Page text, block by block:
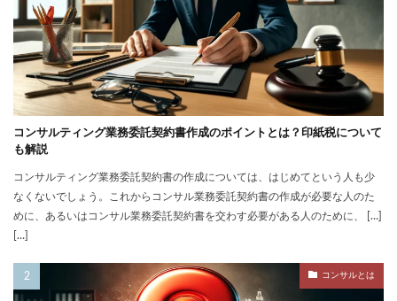
コンサルティング業務委託契約書作成のポイントとは？印紙税について
も解説
コンサルティング業務委託契約書の作成については、はじめてという人も少
なくないでしょう。これからコンサル業務委託契約書の作成が必要な人のた
めに、あるいはコンサル業務委託契約書を交わす必要がある人のために、 […]
[…]
コンサルとは